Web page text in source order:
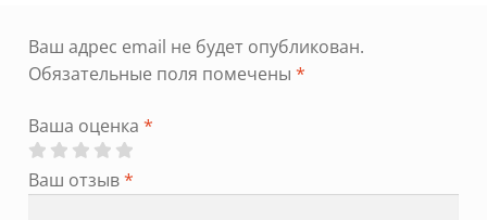
Ваш адрес email не будет опубликован.
Обязательные поля помечены *
Ваша оценка *
Ваш отзыв*